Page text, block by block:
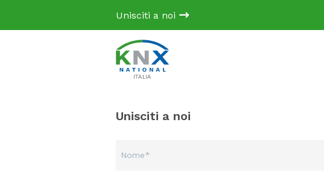
Unisciti a noi
Unisciti a noi